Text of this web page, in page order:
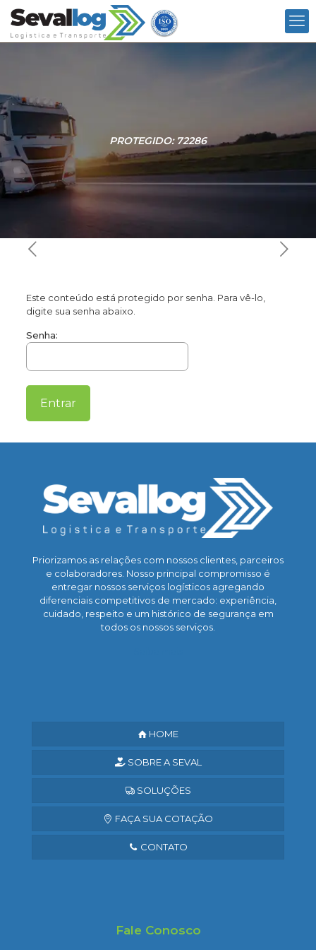
PROTEGIDO: 72286
Este conteúdo está protegido por senha. Para vê-lo,
digite sua senha abaixo.
Senha:
Priorizamos as relações com nossos clientes, parceiros
e colaboradores. Nosso principal compromisso é
entregar nossos serviços logísticos agregando
diferenciais competitivos de mercado: experiência,
cuidado, respeito e um histórico de segurança em
todos os nossos serviços.
HOME
SOBRE A SEVAL
SOLUÇÕES
FAÇA SUA COTAÇÃO
CONTATO
Fale Conosco